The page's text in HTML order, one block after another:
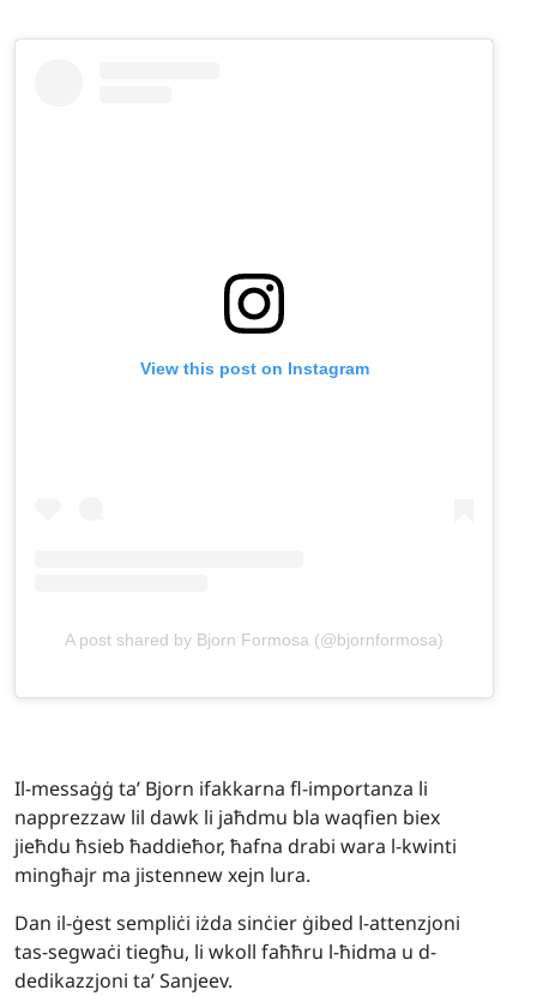
View this post on Instagram
A post shared by Bjorn Formosa (@bjornformosa)
Il-messaġġ ta’ Bjorn ifakkarna fl-importanza li
napprezzaw lil dawk li jaħdmu bla waqfien biex
jieħdu ħsieb ħaddieħor, ħafna drabi wara l-kwinti
mingħajr ma jistennew xejn lura.
Dan il-ġest sempliċi iżda sinċier ġibed l-attenzjoni
tas-segwaċi tiegħu, li wkoll faħħru l-ħidma u d-
dedikazzjoni ta’ Sanjeev.